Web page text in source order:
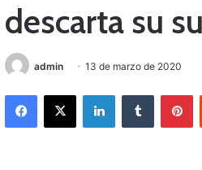
descarta su
admin 13 de marzo de 2020